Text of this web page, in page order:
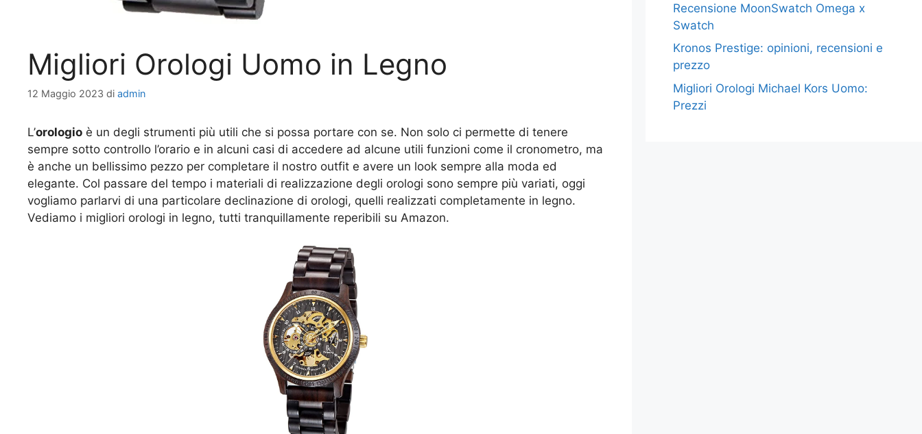
Migliori Orologi Uomo in Legno
12 Maggio 2023 di admin
L’orologio è un degli strumenti più utili che si possa portare con se. Non solo ci permette di tenere
sempre sotto controllo l’orario e in alcuni casi di accedere ad alcune utili funzioni come il cronometro, ma
è anche un bellissimo pezzo per completare il nostro outfit e avere un look sempre alla moda ed
elegante. Col passare del tempo i materiali di realizzazione degli orologi sono sempre più variati, oggi
vogliamo parlarvi di una particolare declinazione di orologi, quelli realizzati completamente in legno.
Vediamo i migliori orologi in legno, tutti tranquillamente reperibili su Amazon.
Recensione MoonSwatch Omega x
Swatch
Kronos Prestige: opinioni, recensioni e
prezzo
Migliori Orologi Michael Kors Uomo:
Prezzi